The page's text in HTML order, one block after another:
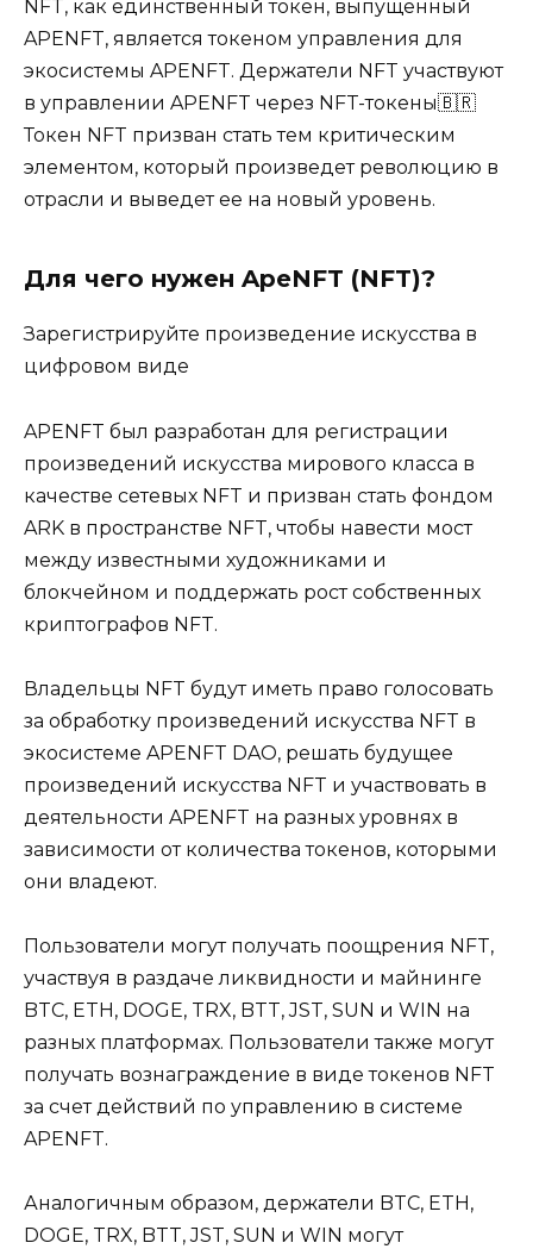
NFT, как единственный токен, выпущенный
APENFT, является токеном управления для
экосистемы APENFT. Держатели NFT участвуют
в управлении APENFT через NFT-токены🇧🇷
Токен NFT призван стать тем критическим
элементом, который произведет революцию в
отрасли и выведет ее на новый уровень.
Для чего нужен ApeNFT (NFT)?
Зарегистрируйте произведение искусства в
цифровом виде
APENFT был разработан для регистрации
произведений искусства мирового класса в
качестве сетевых NFT и призван стать фондом
ARK в пространстве NFT, чтобы навести мост
между известными художниками и
блокчейном и поддержать рост собственных
криптографов NFT.
Владельцы NFT будут иметь право голосовать
за обработку произведений искусства NFT в
экосистеме APENFT DAO, решать будущее
произведений искусства NFT и участвовать в
деятельности APENFT на разных уровнях в
зависимости от количества токенов, которыми
они владеют.
Пользователи могут получать поощрения NFT,
участвуя в раздаче ликвидности и майнинге
BTC, ETH, DOGE, TRX, BTT, JST, SUN и WIN на
разных платформах. Пользователи также могут
получать вознаграждение в виде токенов NFT
за счет действий по управлению в системе
APENFT.
Аналогичным образом, держатели BTC, ETH,
DOGE, TRX, BTT, JST, SUN и WIN могут